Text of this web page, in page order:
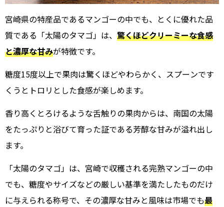
宮崎県の特産品であるマンゴーの中でも、とくに優れた品
質である「太陽のタマゴ」は、 驚くほどクリーミーな食感
と濃厚な甘みが特徴です。
糖度15度以上で果肉は驚くほどやわらかく、スプーンです
くうとトロリとした食感が楽しめます。
香り高くとろけるような舌触りの果肉からは、南国の太陽
をたっぷりと浴びて育った証である芳醇な甘みが溢れ出し
ます。
「太陽のタマゴ」は、宮崎で収穫される完熟マンゴーの中
でも、糖度やサイズなどの厳しい基準を満たしたものだけ
に与えられる称号で、その濃厚な甘みと風味は市場でも最